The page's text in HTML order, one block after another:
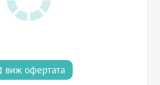
виж офертата